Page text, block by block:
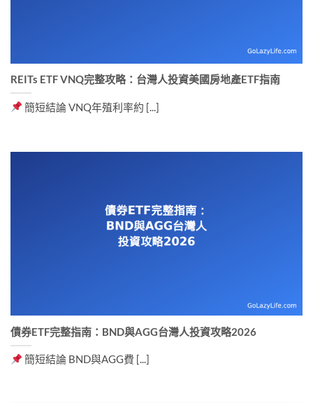
REITs ETF VNQ完整攻略：台灣人投資美國房地產ETF指南
簡短結論 VNQ年殖利率約 [...]
債券ETF完整指南：BND與AGG台灣人投資攻略2026
簡短結論 BND與AGG費 [...]